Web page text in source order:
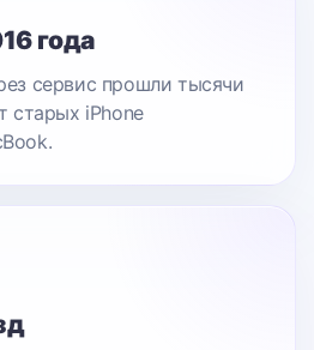
года
сервис прошли тысячи
старых iPhone